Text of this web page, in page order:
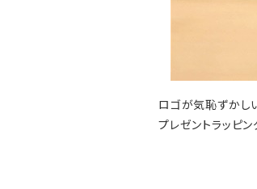
ロゴが気恥ずかし
プレゼントラッピ